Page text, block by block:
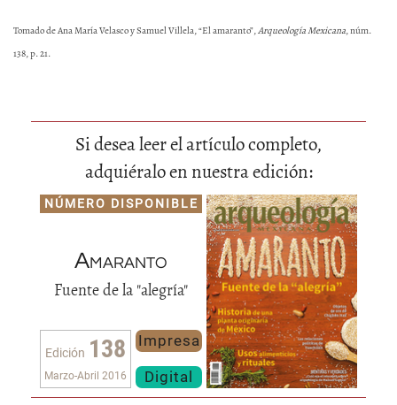
Tomado de Ana María Velasco y Samuel Villela, “El amaranto”,Arqueología Mexicana, núm.
138, p. 21.
Si desea leer el artículo completo,
adquiéralo en nuestra edición:
NÚMERO DISPONIBLE
Amaranto
Fuente de la "alegría"
Edición 138
Marzo-Abril 2016
Impresa
Digital